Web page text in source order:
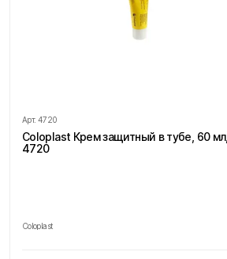
Арт. 4720
Coloplast Крем защитный в тубе, 60 мл,
4720
Coloplast